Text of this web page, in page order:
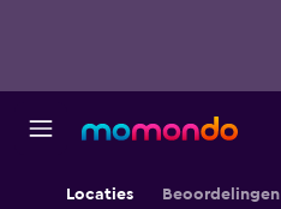
Locaties Beoordelingen